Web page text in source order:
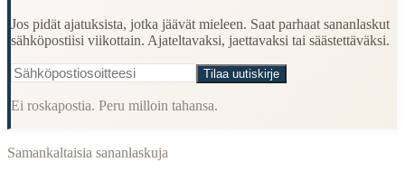
Jos pidät ajatuksista, jotka jäävät mieleen. Saat parhaat sananlaskut
sähköpostiisi viikottain. Ajateltavaksi, jaettavaksi tai säästettäväksi.
Tilaa uutiskirje
Ei roskapostia. Peru milloin tahansa.
Samankaltaisia sananlaskuja